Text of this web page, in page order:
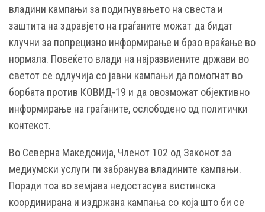
владини кампањи за подигнувањето на свеста и
заштита на здравјето на граѓаните можат да бидат
клучни за попрецизно информирање и брзо враќање во
нормала. Повеќето влади на најразвиените држави во
светот се одлучија со јавни кампањи да помогнат во
борбата против КОВИД-19 и да овозможат објективно
информирање на граѓаните, ослободено од политички
контекст.
Во Северна Македонија, Членот 102 од Законот за
медиумски услуги ги забранува владините кампањи.
Поради тоа во земјава недостасува вистинска
координирана и издржана кампања со која што би се